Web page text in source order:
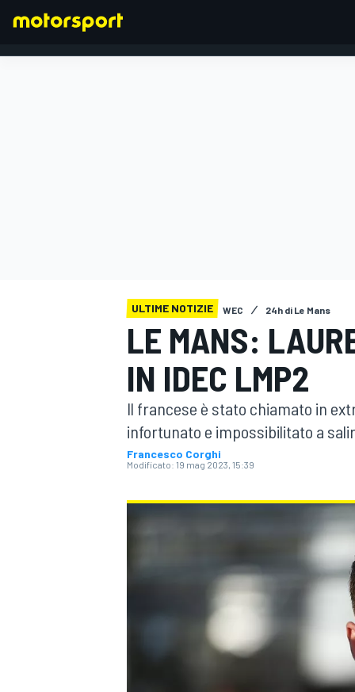
MOTOGP WEC
ULTIME NOTIZIE WEC 24h di Le Mans
LE MANS:
IN IDEC LMP2
Il francese è stato chiamato in
infortunato e impossibilitato a
Francesco Corghi
Modificato: 19 mag 2023, 15:39